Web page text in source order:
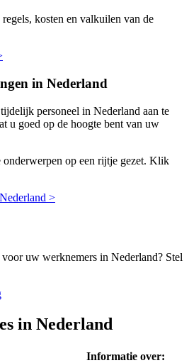
kosten en valkuilen van de
in Nederland
personeel in Nederland aan te
u goed op de hoogte bent van uw
onderwerpen op een rijtje gezet. Klik
>
uw werknemers in Nederland? Stel
in Nederland
Informatie over: